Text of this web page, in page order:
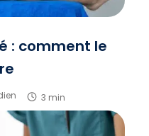
: comment le
3 min